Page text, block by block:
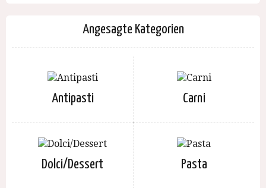
Angesagte Kategorien
Antipasti Carni
Dolci/Dessert Pasta